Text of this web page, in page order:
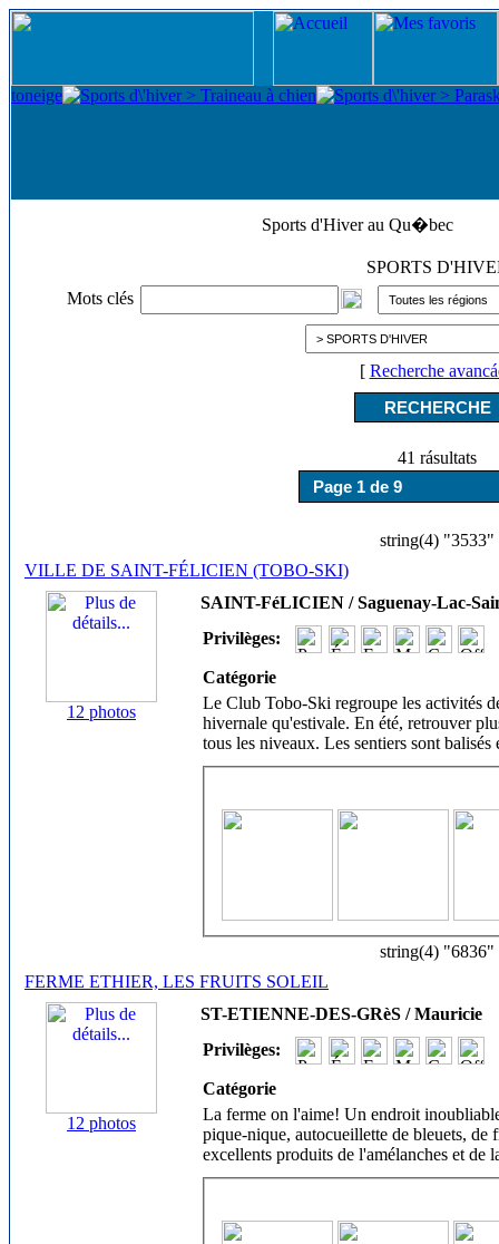
Sports d'Hiver au Qu�bec
SPORTS
Mots clés
[ Recherche
41 rásultats
string(4) "3533"
VILLE DE SAINT-FÉLICIEN (TOBO-SKI)
12 photos
SAINT-FéLICIEN / Saguenay-Lac-
Privilèges:
Catégorie
Le Club Tobo-Ski regroupe les activités
hivernale qu'estivale. En été, retrouver
tous les niveaux. Les sentiers sont
string(4) "6836"
FERME ETHIER, LES FRUITS SOLEIL
12 photos
ST-ETIENNE-DES-GRèS / Mauricie
Privilèges:
Catégorie
La ferme on l'aime! Un endroit
pique-nique, autocueillette de bleuets, de
excellents produits de l'amélanches et de